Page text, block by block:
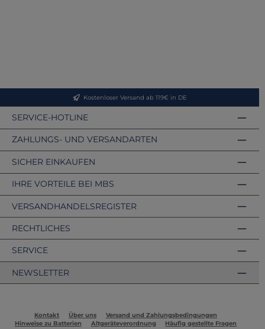
Kostenloser Versand ab 119€ in DE
SERVICE-HOTLINE
ZAHLUNGS- UND VERSANDARTEN
VERSANDHANDELSREGISTER
SICHER EINKAUFEN
IHRE VORTEILE BEI MBS
RECHTLICHES
SERVICE
NEWSLETTER
Kontakt Über uns
Versand und Zahlungsbedingungen
Hinweise zu Batterien
Altgeräteverordnung
Häufig gestellte Fragen